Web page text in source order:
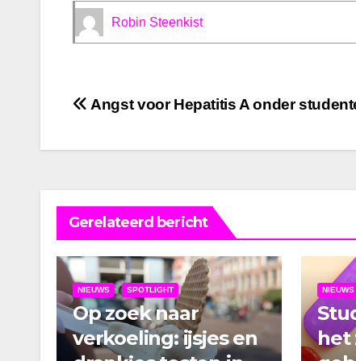
Robin Steenkist
Bericht
navigatie
Angst voor Hepatitis A onder
Gerelateerd bericht
NIEUWS SPOTLIGHT
Op zoek naar
verkoeling: ijsjes en
NIEUWS
het